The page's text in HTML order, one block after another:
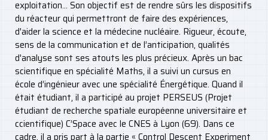
exploitation… Son objectif est de rendre sûrs les dispositifs
du réacteur qui permettront de faire des expériences,
d'aider la science et la médecine nucléaire. Rigueur, écoute,
sens de la communication et de l’anticipation, qualités
d'analyse sont ses atouts les plus précieux. Après un bac
scientifique en spécialité Maths, il a suivi un cursus en
école d’ingénieur avec une spécialité Énergétique. Quand il
était étudiant, il a participé au projet PERSEUS (Projet
étudiant de recherche spatiale européenne universitaire et
ccientifique) C’Space avec le CNES à Lyon (69). Dans ce
cadre, il a pris part à la partie « Control Descent Experiment